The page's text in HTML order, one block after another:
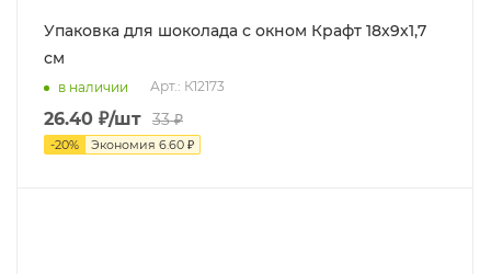
Упаковка для шоколада с окном Крафт 18х9х1,7
см
в наличии Арт.: К12173
26.40 ₽/шт 33₽
-20% Экономия 6.60 ₽